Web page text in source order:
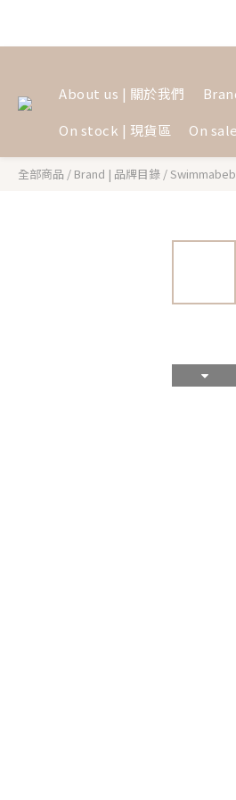
About us | 關於我們
On stock | 現貨區
On
全部商品 / Brand | 品牌目錄 /